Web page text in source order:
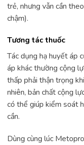
trẻ, nhưng vẫn cần
chậm).
Tương tác thuốc
Tác dụng hạ huyết áp
áp khác thường cộng
thấp phải thận trọng
nhiên, bản chất cộng
có thể giúp kiểm soát
cần.
Dùng cùng lúc